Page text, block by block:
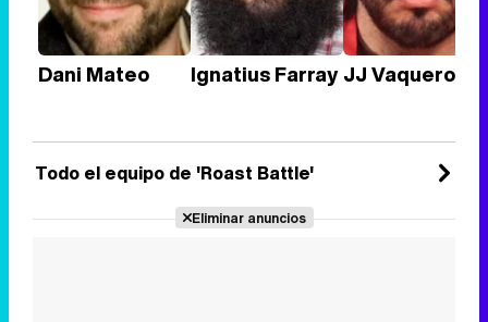
Dani Mateo Ignatius Farray JJ Vaquero
Todo el equipo de 'Roast Battle'
Eliminar anuncios